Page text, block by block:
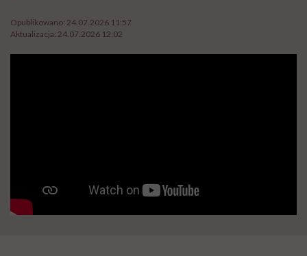
Opublikowano: 24.07.2026 11:57
Aktualizacja: 24.07.2026 12:02